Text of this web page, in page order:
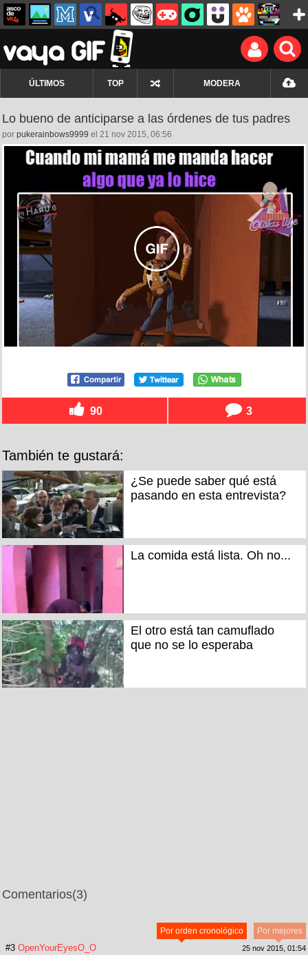
ÚLTIMOS TOP MODERA
Lo bueno de anticiparse a las órdenes de tus padres
por pukerainbows9999 el 21 nov 2015, 06:56
90 3
También te gustará:
¿Se puede saber qué está
pasando en esta entrevista?
La comida está lista. Oh no...
El otro está tan camuflado
que no se lo esperaba
Comentarios(3)
Por mejores
Por orden cronológico
#3 OpenYourEyesO_O 25 nov 2015, 01:54